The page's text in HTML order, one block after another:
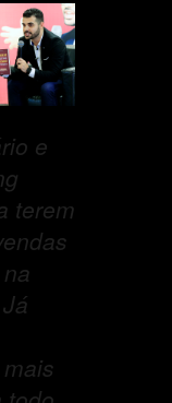
e
terem